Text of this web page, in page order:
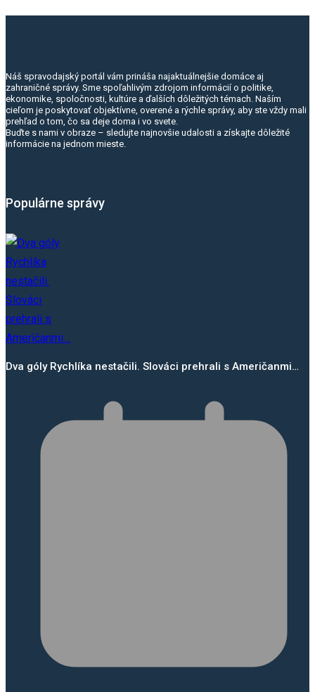
Náš spravodajský portál vám prináša najaktuálnejšie domáce aj
zahraničné správy. Sme spoľahlivým zdrojom informácií o politike,
ekonomike, spoločnosti, kultúre a ďalších dôležitých témach. Naším
cieľom je poskytovať objektívne, overené a rýchle správy, aby ste vždy mali
prehľad o tom, čo sa deje doma i vo svete.
Buďte s nami v obraze – sledujte najnovšie udalosti a získajte dôležité
informácie na jednom mieste.
Populárne správy
Dva góly Rychlíka nestačili. Slováci prehrali s Američanmi…